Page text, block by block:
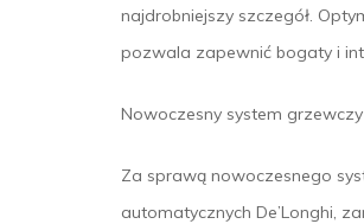
najdrobniejszy szczegół.
pozwala zapewnić bogaty i
Nowoczesny system
Za sprawą nowoczesnego
automatycznych De’Longhi,